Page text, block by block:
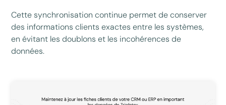
Cette synchronisation continue permet de conserver
des informations clients exactes entre les systèmes,
en évitant les doublons et les incohérences de
données.